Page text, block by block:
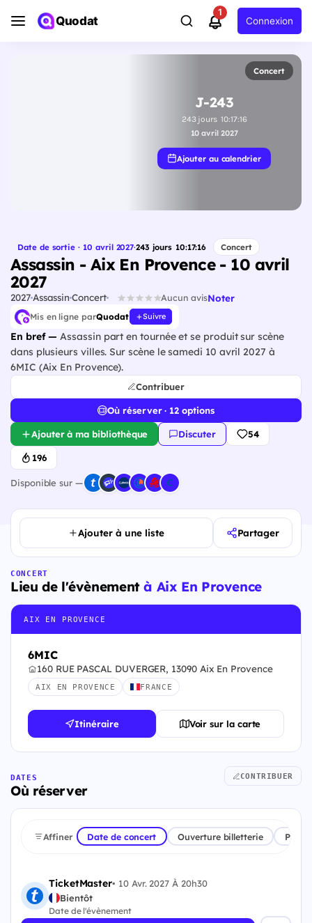
Quodat
1
Connexion
Concert
J-243
243jours 10:17:15
10 avril 2027
Ajouter au calendrier
Date de sortie · 10 avril 2027·243 jours 10:17:15 Concert
Assassin - Aix En Provence - 10 avril
2027
2027AssassinConcert Aucun avisNoter
Mis en ligne parQuodat Suivre
En bref — Assassin part en tournée et se produit sur scène
dans plusieurs villes. Sur scène le samedi 10 avril 2027 à
6MIC (Aix En Provence).
Contribuer
Où réserver · 12 options
Ajouter à ma bibliothèque Discuter 54
196
Disponible sur —
Ajouter à une liste Partager
CONCERT
Lieu de l'évènementà Aix En Provence
AIX EN PROVENCE
6MIC
160 RUE PASCAL DUVERGER, 13090 Aix En Provence
AIX EN PROVENCE FRANCE
Itinéraire Voir sur la carte
DATES
Où réserver
CONTRIBUER
Affiner Date de concert Ouverture billetterie
TicketMaster• 10 Avr. 2027 À 20h30
Bientôt
Date de l'évènement